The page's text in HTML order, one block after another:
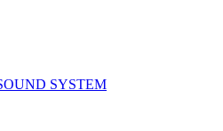
SYSTEM